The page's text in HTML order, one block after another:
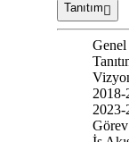
Tanıtım
2018-
2023-
Görev